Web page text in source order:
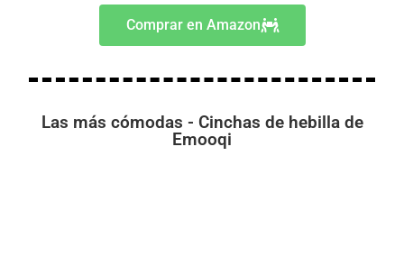
Comprar en Amazon
Las más cómodas - Cinchas de hebilla de
Emooqi